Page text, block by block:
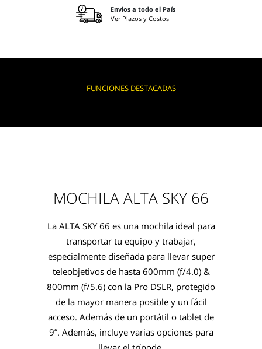
Envios a todo el País
Ver Plazos y Costos
FUNCIONES DESTACADAS
MOCHILA ALTA SKY 66
La ALTA SKY 66 es una mochila ideal para
transportar tu equipo y trabajar,
especialmente diseñada para llevar super
teleobjetivos de hasta 600mm (f/4.0) &
800mm (f/5.6) con la Pro DSLR, protegido
de la mayor manera posible y un fácil
acceso. Además de un portátil o tablet de
9”. Además, incluye varias opciones para